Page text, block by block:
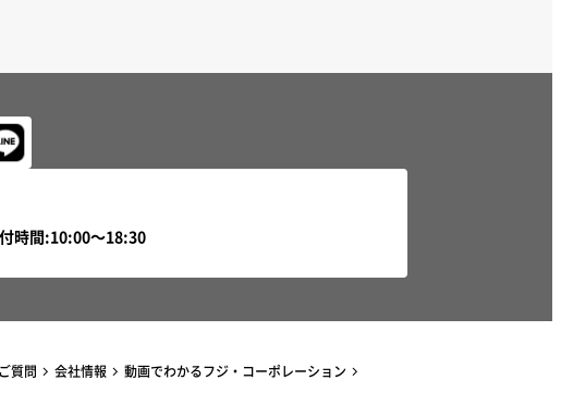
時間:
質問 会社情報
動画でわかるフジ・コーポレーション